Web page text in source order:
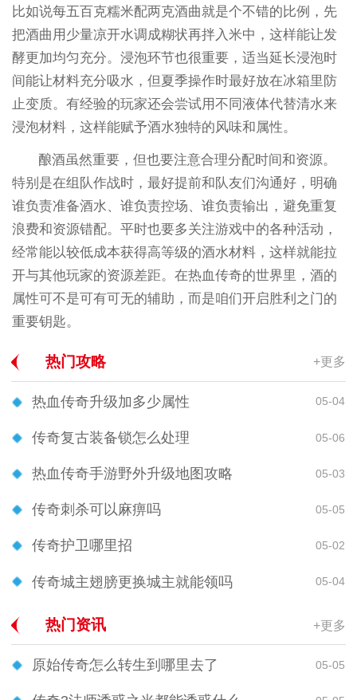
比如说每五百克糯米配两克酒曲就是个不错的比例，先
把酒曲用少量凉开水调成糊状再拌入米中，这样能让发
酵更加均匀充分。浸泡环节也很重要，适当延长浸泡时
间能让材料充分吸水，但夏季操作时最好放在冰箱里防
止变质。有经验的玩家还会尝试用不同液体代替清水来
浸泡材料，这样能赋予酒水独特的风味和属性。
酿酒虽然重要，但也要注意合理分配时间和资源。
特别是在组队作战时，最好提前和队友们沟通好，明确
谁负责准备酒水、谁负责控场、谁负责输出，避免重复
浪费和资源错配。平时也要多关注游戏中的各种活动，
经常能以较低成本获得高等级的酒水材料，这样就能拉
开与其他玩家的资源差距。在热血传奇的世界里，酒的
属性可不是可有可无的辅助，而是咱们开启胜利之门的
重要钥匙。
热门攻略 +更多
热血传奇升级加多少属性 05-04
传奇复古装备锁怎么处理 05-06
热血传奇手游野外升级地图攻略 05-03
传奇刺杀可以麻痹吗 05-05
传奇护卫哪里招 05-02
传奇城主翅膀更换城主就能领吗 05-04
热门资讯 +更多
原始传奇怎么转生到哪里去了 05-05